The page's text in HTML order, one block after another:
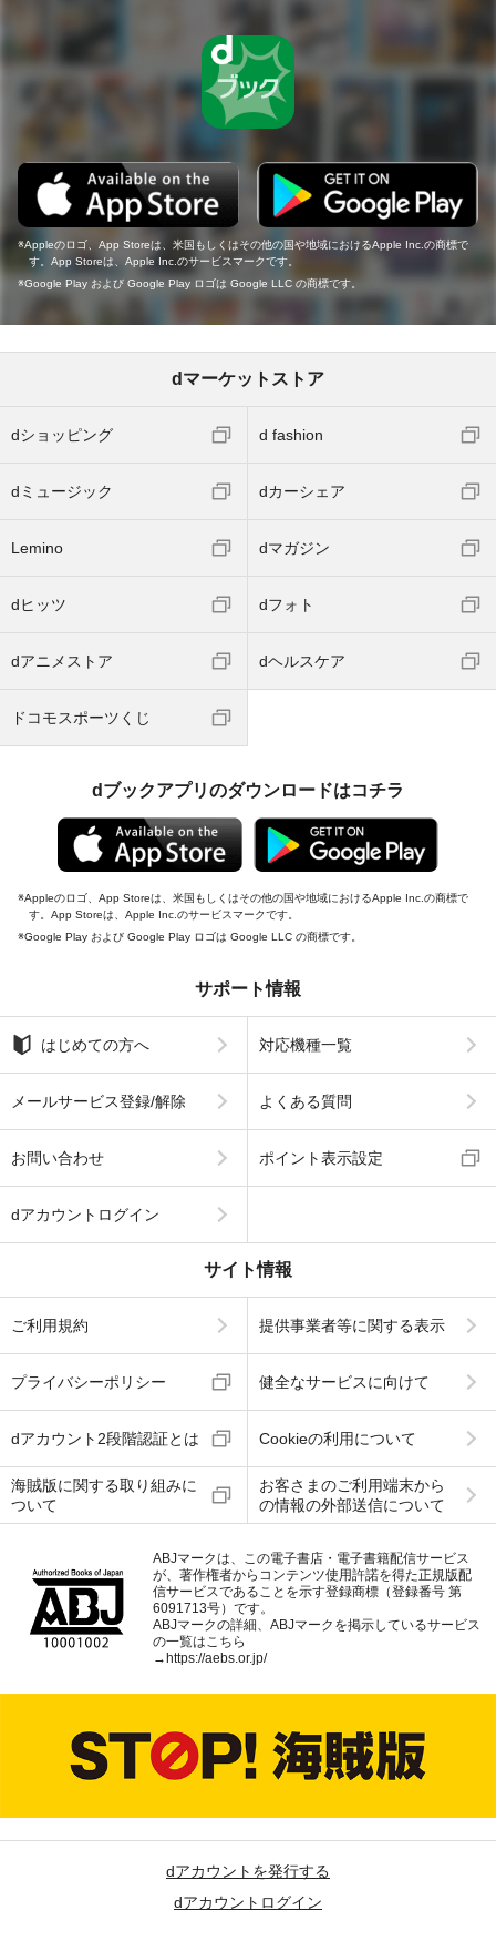
Appleのロゴ、App Storeは、米国もしくはその他の国や地域におけるApple Inc.の商標で
す。App Storeは、Apple Inc.のサービスマークです。
Google Play および Google Play ロゴは Google LLC の商標です。
dマーケットストア
dショッピング d fashion
dミュージック dカーシェア
Lemino dマガジン
dヒッツ dフォト
dアニメストア dヘルスケア
ドコモスポーツくじ
dブックアプリのダウンロードはコチラ
Appleのロゴ、App Storeは、米国もしくはその他の国や地域におけるApple Inc.の商標で
す。App Storeは、Apple Inc.のサービスマークです。
Google Play および Google Play ロゴは Google LLC の商標です。
サポート情報
はじめての方へ 対応機種一覧
メールサービス登録/解除 よくある質問
お問い合わせ ポイント表示設定
dアカウントログイン
サイト情報
ご利用規約 提供事業者等に関する表示
プライバシーポリシー 健全なサービスに向けて
dアカウント2段階認証とは Cookieの利用について
海賊版に関する取り組みに
ついて
お客さまのご利用端末から
の情報の外部送信について
ABJマークは、この電子書店・電子書籍配信サービス
が、著作権者からコンテンツ使用許諾を得た正規版配
信サービスであることを示す登録商標（登録番号 第
6091713号）です。
ABJマークの詳細、ABJマークを掲示しているサービス
の一覧はこちら
→https://aebs.or.jp/
dアカウントを発行する
dアカウントログイン